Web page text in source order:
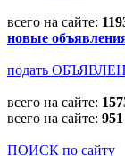
всего на сайте:
новые
подать
всего на сайте:
всего на сайте: 951
ПОИСК по сайту